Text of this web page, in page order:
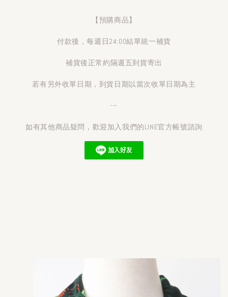
【預購商品】
付款後，每週日24:00結單統一補貨
補貨後正常約隔週五到貨寄出
若有另外收單日期，到貨日期以當次收單日期為主
---
如有其他商品疑問，歡迎加入我們的LINE官方帳號諮詢